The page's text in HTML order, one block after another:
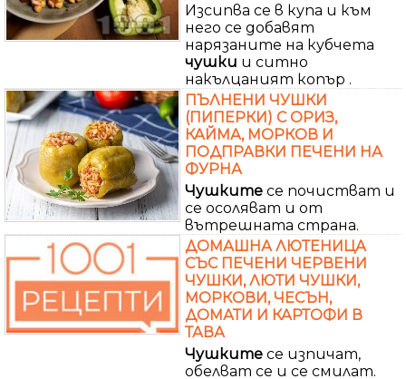
Изсипва се в купа и към
него се добавят
нарязаните на кубчета
чушки и ситно
накълцаният копър .
ПЪЛНЕНИ ЧУШКИ
(ПИПЕРКИ) С ОРИЗ,
КАЙМА, МОРКОВ И
ПОДПРАВКИ ПЕЧЕНИ НА
ФУРНА
Чушките се почистват и
се осоляват и от
вътрешната страна.
ДОМАШНА ЛЮТЕНИЦА
СЪС ПЕЧЕНИ ЧЕРВЕНИ
ЧУШКИ, ЛЮТИ ЧУШКИ,
МОРКОВИ, ЧЕСЪН,
ДОМАТИ И КАРТОФИ В
ТАВА
Чушките се изпичат,
обелват се и се смилат.